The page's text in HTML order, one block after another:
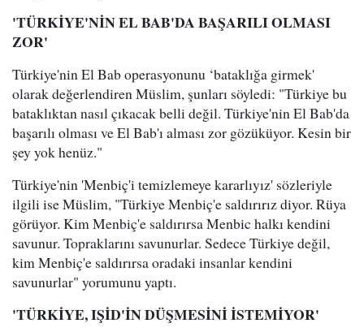
'TÜRKİYE'NİN EL BAB'DA BAŞARILI OLMASI
ZOR'
Türkiye'nin El Bab operasyonunu ‘bataklığa girmek'
olarak değerlendiren Müslim, şunları söyledi: "Türkiye bu
bataklıktan nasıl çıkacak belli değil. Türkiye'nin El Bab'da
başarılı olması ve El Bab'ı alması zor gözüküyor. Kesin bir
şey yok henüz."
Türkiye'nin 'Menbiç'i temizlemeye kararlıyız' sözleriyle
ilgili ise Müslim, "Türkiye Menbiç'e saldırırız diyor. Rüya
görüyor. Kim Menbiç'e saldırırsa Menbic halkı kendini
savunur. Topraklarını savunurlar. Sedece Türkiye değil,
kim Menbiç'e saldırırsa oradaki insanlar kendini
savunurlar" yorumunu yaptı.
'TÜRKİYE, IŞİD'İN DÜŞMESİNİ İSTEMİYOR'